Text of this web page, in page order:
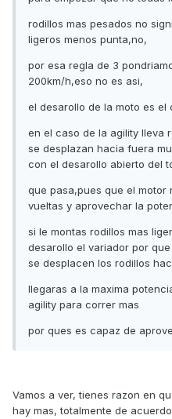
rodillos mas pesados no
ligeros menos punta,no,
por esa regla de 3
200km/h,eso no es asi,
el desarollo de la moto es el
en el caso de la agility lleva
se desplazan hacia fuera
con el desarollo abierto del
que pasa,pues que el
vueltas y aprovechar la
si le montas rodillos mas
desarollo el variador por
se desplacen los rodillos
llegaras a la maxima
agility para correr mas
por ques es capaz de
Vamos a ver, tienes razon en
hay mas, totalmente de